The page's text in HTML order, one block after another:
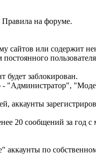
Правила на форуме.
сайтов или содержит
заблокирован.
аккаунты
20 сообщений за год
аккаунты по